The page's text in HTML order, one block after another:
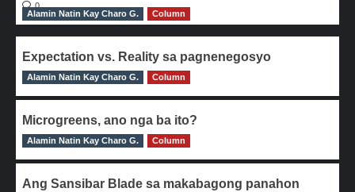
0
Alamin Natin Kay Charo G.
Column
Expectation vs. Reality sa pagnenegosyo
0
Alamin Natin Kay Charo G. Column
Microgreens, ano nga ba ito?
0
Alamin Natin Kay Charo G. Column
Ang Sansibar Blade sa makabagong panahon